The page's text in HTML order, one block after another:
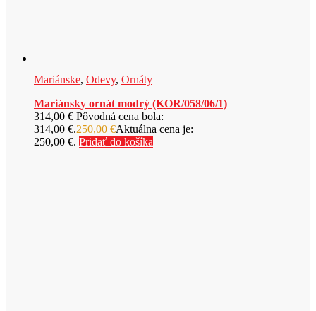
Mariánske, Odevy, Ornáty
Mariánsky ornát modrý (KOR/058/06/1)
314,00€ Pôvodná cena bola:
314,00 €.250,00 €Aktuálna cena je:
250,00 €. Pridať do košíka